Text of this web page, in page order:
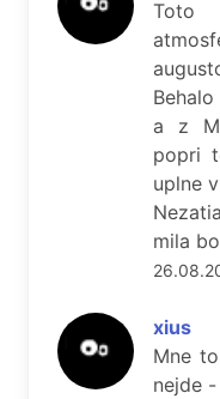
Toto
a z
popri
uplne
mila
xius
Mne
nejde